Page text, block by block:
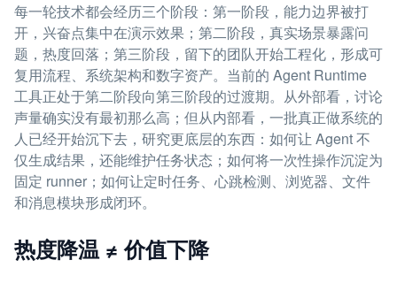
每一轮技术都会经历三个阶段：第一阶段，能力边界被打
开，兴奋点集中在演示效果；第二阶段，真实场景暴露问
题，热度回落；第三阶段，留下的团队开始工程化，形成可
复用流程、系统架构和数字资产。当前的 Agent Runtime
工具正处于第二阶段向第三阶段的过渡期。从外部看，讨论
声量确实没有最初那么高；但从内部看，一批真正做系统的
人已经开始沉下去，研究更底层的东西：如何让 Agent 不
仅生成结果，还能维护任务状态；如何将一次性操作沉淀为
固定 runner；如何让定时任务、心跳检测、浏览器、文件
和消息模块形成闭环。
热度降温 ≠ 价值下降